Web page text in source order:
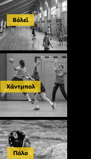
Βόλεϊ
Χάντμπολ
Πόλο